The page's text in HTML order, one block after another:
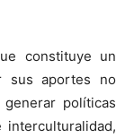
constituye un
sus aportes no
políticas